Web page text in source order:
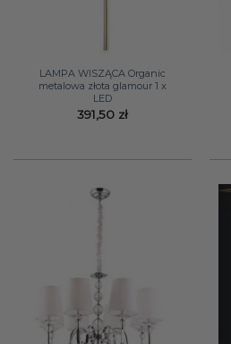
LAMPA WISZĄCA Organic
metalowa złota glamour 1 x
LED
391,50 zł